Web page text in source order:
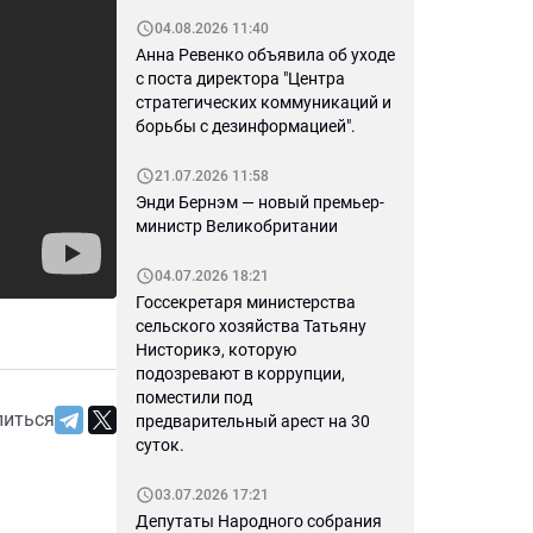
04.08.2026 11:40
Анна Ревенко объявила об уходе
с поста директора "Центра
стратегических коммуникаций и
борьбы с дезинформацией".
21.07.2026 11:58
Энди Бернэм — новый премьер-
министр Великобритании
04.07.2026 18:21
Госсекретаря министерства
сельского хозяйства Татьяну
Нисторикэ, которую
подозревают в коррупции,
поместили под
предварительный арест на 30
суток.
03.07.2026 17:21
Депутаты Народного собрания